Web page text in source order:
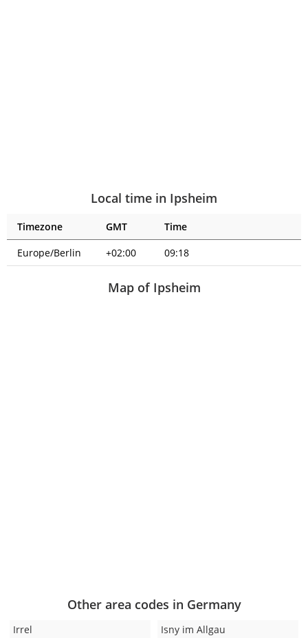
Local time in Ipsheim
Timezone GMT
Time
Europe/Berlin
+02:00 09:18
Map of Ipsheim
Other area codes in Germany
Irrel Isny im Allgau